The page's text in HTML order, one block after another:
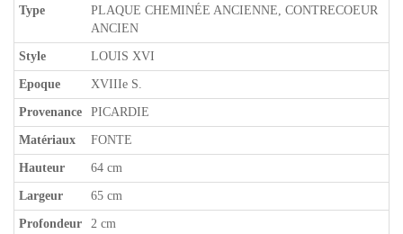
Type
PLAQUE CHEMINÉE ANCIENNE, CONTRECOEUR
ANCIEN
Style LOUIS XVI
Epoque XVIIIe S.
Provenance PICARDIE
Matériaux FONTE
Hauteur 64 cm
Largeur 65 cm
Profondeur 2 cm